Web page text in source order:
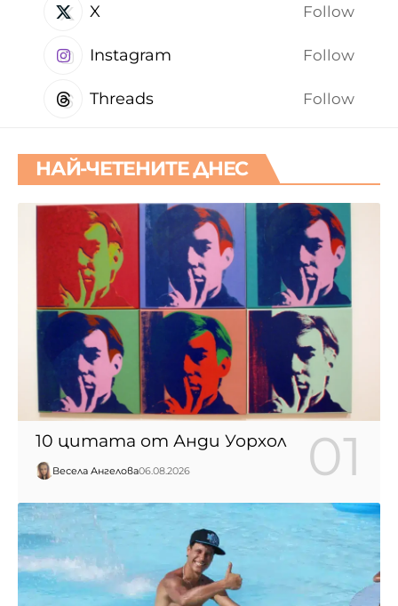
X Follow
Instagram Follow
Threads Follow
НАЙ-ЧЕТЕНИТЕ ДНЕС
10 цитата от Анди Уорхол
Весела Ангелова06.08.2026